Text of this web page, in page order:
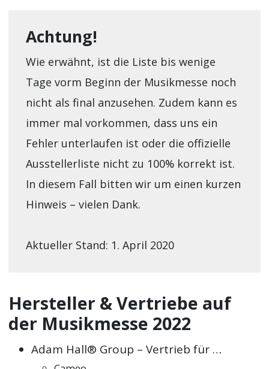
Achtung!
Wie erwähnt, ist die Liste bis wenige
Tage vorm Beginn der Musikmesse noch
nicht als final anzusehen. Zudem kann es
immer mal vorkommen, dass uns ein
Fehler unterlaufen ist oder die offizielle
Ausstellerliste nicht zu 100% korrekt ist.
In diesem Fall bitten wir um einen kurzen
Hinweis – vielen Dank.
Aktueller Stand: 1. April 2020
Hersteller & Vertriebe auf
der Musikmesse 2022
Adam Hall® Group – Vertrieb für …